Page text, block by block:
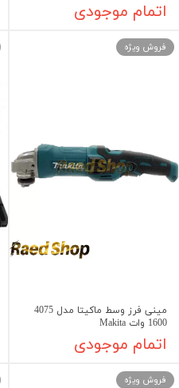
اتمام موجودی
مینی فرز وسط ماکیتا مدل 4075
1600 وات Makita
اتمام موجودی
فروش ویژه
فروش ویژه